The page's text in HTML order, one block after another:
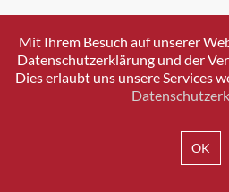
SWISSICT
VULKANSTRASSE 120
8048 ZURICH
Mit Ihrem Besuch auf unserer
Datenschutzerklärung und der
Dies erlaubt uns unsere Services
OK